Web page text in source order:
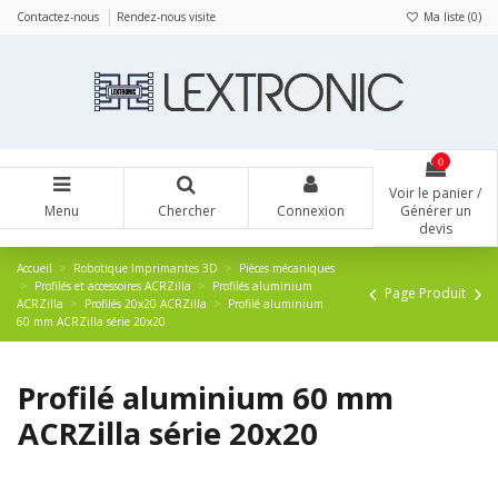
Contactez-nous Rendez-nous visite Ma liste (0)
Menu Chercher Connexion
0
Voir le panier /
Générer un
devis
Accueil Robotique Imprimantes 3D
Pièces mécaniques
Profilés et accessoires ACRZilla
Profilés aluminium
ACRZilla
Profilés 20x20 ACRZilla
Profilé aluminium
60 mm ACRZilla série 20x20
Page Produit
Profilé aluminium 60 mm
ACRZilla série 20x20
Panneau de gestion des cookies